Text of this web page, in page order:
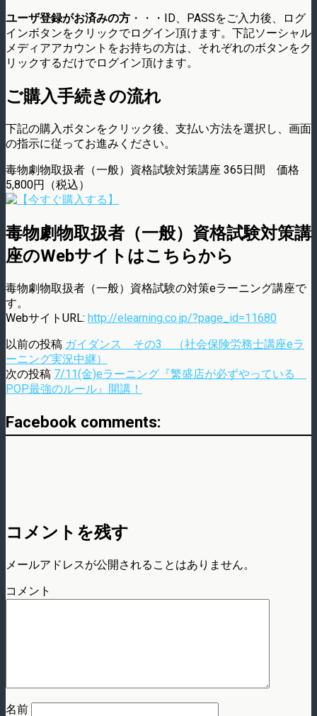
ユーザ登録がお済みの方 ・・・ID、PASSをご入力後、ログ
インボタンをクリックでログイン頂けます。下記ソーシャル
メディアアカウントをお持ちの方は、それぞれのボタンをク
リックするだけでログイン頂けます。
ご購入手続きの流れ
下記の購入ボタンをクリック後、支払い方法を選択し、画面
の指示に従ってお進みください。
毒物劇物取扱者（一般）資格試験対策講座 365日間 価格
5,800円（税込）
毒物劇物取扱者（一般）資格試験対策講
座のWebサイトはこちらから
毒物劇物取扱者（一般）資格試験の対策eラーニング講座で
す。
WebサイトURL: http://elearning.co.jp/?page_id=11680
以前の投稿 ガイダンス その3 （社会保険労務士講座eラ
ーニング実況中継）
次の投稿 7/11(金)eラーニング『繁盛店が必ずやっている
POP最強のルール』開講！
Facebook comments:
コメントを残す
メールアドレスが公開されることはありません。
コメント
名前